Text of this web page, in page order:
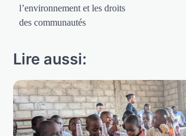
l’environnement et les droits
des communautés
Lire aussi: